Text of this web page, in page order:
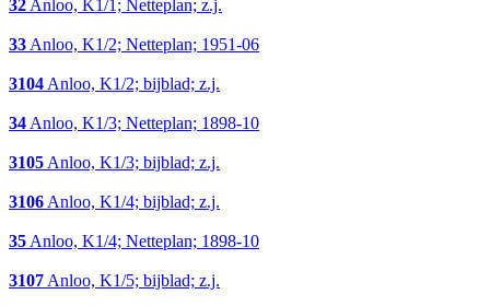
32Anloo, K1/1; Netteplan; z.j.
33Anloo, K1/2; Netteplan; 1951-06
3104Anloo, K1/2; bijblad; z.j.
34Anloo, K1/3; Netteplan; 1898-10
3105Anloo, K1/3; bijblad; z.j.
3106Anloo, K1/4; bijblad; z.j.
35Anloo, K1/4; Netteplan; 1898-10
3107Anloo, K1/5; bijblad; z.j.